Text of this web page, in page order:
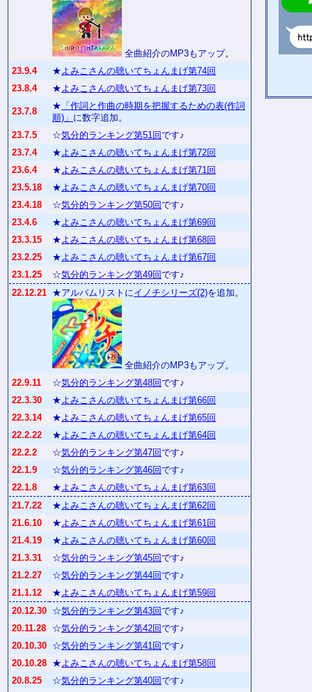
全曲紹介のMP3もアップ。
23.9.4
★よみこさんの聴いてちょんまげ第74回
23.8.4
★よみこさんの聴いてちょんまげ第73回
23.7.8
★ 「作詞と作曲の時期を把握するための表(作詞
順)」 に数字追加。
23.7.5
☆気分的ランキング第51回です♪
23.7.4
★よみこさんの聴いてちょんまげ第72回
23.6.4
★よみこさんの聴いてちょんまげ第71回
23.5.18
★よみこさんの聴いてちょんまげ第70回
23.4.18
☆気分的ランキング第50回です♪
23.4.6
★よみこさんの聴いてちょんまげ第69回
23.3.15
★よみこさんの聴いてちょんまげ第68回
23.2.25
★よみこさんの聴いてちょんまげ第67回
23.1.25
☆気分的ランキング第49回です♪
22.12.21 ★アルバムリストにイノチシリーズ(2)を追加。
全曲紹介のMP3もアップ。
22.9.11
☆気分的ランキング第48回です♪
22.3.30
★よみこさんの聴いてちょんまげ第66回
22.3.14
★よみこさんの聴いてちょんまげ第65回
22.2.22
★よみこさんの聴いてちょんまげ第64回
22.2.2
☆気分的ランキング第47回です♪
22.1.9
☆気分的ランキング第46回です♪
22.1.8
★よみこさんの聴いてちょんまげ第63回
21.7.22
★よみこさんの聴いてちょんまげ第62回
21.6.10
★よみこさんの聴いてちょんまげ第61回
21.4.19
★よみこさんの聴いてちょんまげ第60回
21.3.31
☆気分的ランキング第45回です♪
21.2.27
☆気分的ランキング第44回です♪
21.1.12
★よみこさんの聴いてちょんまげ第59回
20.12.30 ☆気分的ランキング第43回です♪
20.11.28
☆気分的ランキング第42回です♪
20.10.30 ☆気分的ランキング第41回です♪
20.10.28 ★よみこさんの聴いてちょんまげ第58回
20.8.25
☆気分的ランキング第40回です♪